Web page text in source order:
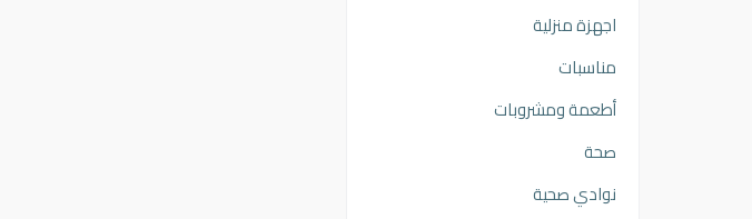
اجهزة منزلية
مناسبات
أطعمة ومشروبات
صحة
نوادي صحية